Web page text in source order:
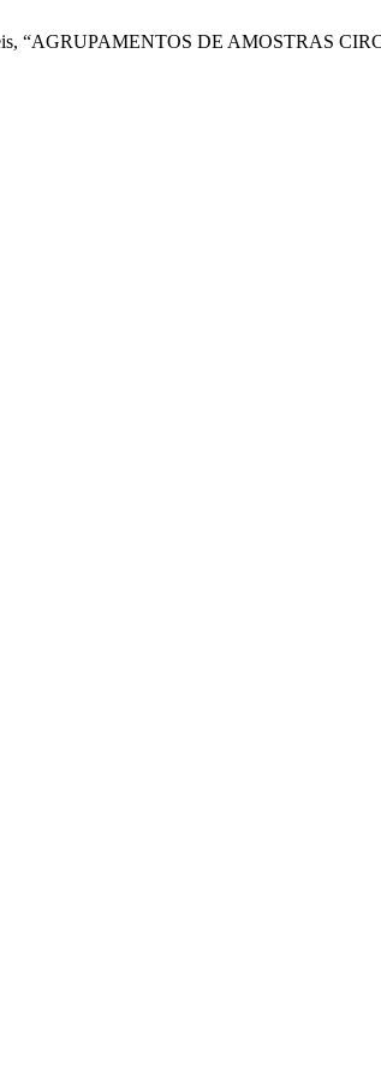
“AGRUPAMENTOS DE AMOSTRAS